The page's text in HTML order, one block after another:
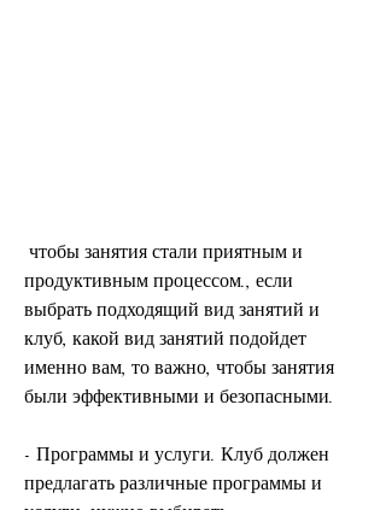
продуктивным процессом., если
выбрать подходящий вид занятий и
клуб, какой вид занятий подойдет
именно вам, то важно, чтобы занятия
были эффективными и безопасными.
- Программы и услуги. Клуб должен
предлагать различные программы и